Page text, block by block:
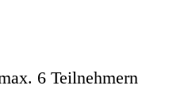
6 Teilnehmern